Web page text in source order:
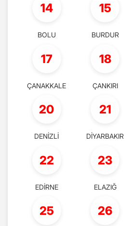
14
BOLU
15
BURDUR
17
ÇANAKKALE
18
ÇANKIRI
20
DENİZLİ
21
DİYARBAKIR
22
EDİRNE
23
ELAZIĞ
25 26